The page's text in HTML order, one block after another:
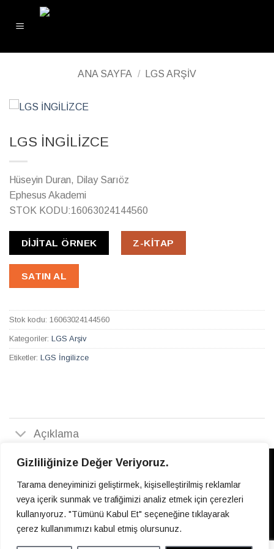
Gizliliğinize Değer Veriyoruz.
Tarama deneyiminizi geliştirmek, kişiselleştirilmiş reklamlar
veya içerik sunmak ve trafiğimizi analiz etmek için çerezleri
kullanıyoruz. "Tümünü Kabul Et" seçeneğine tıklayarak
çerez kullanımımızı kabul etmiş olursunuz.
ANA SAYFA / LGS ARŞIV
LGS İNGİLİZCE
Hüseyin Duran, Dilay Sarıöz
Ephesus Akademi
STOK KODU:16063024144560
DIJITAL ÖRNEK Z-KITAP
SATIN AL
Stok kodu: 16063024144560
Kategoriler: LGS Arşiv
Etiketler: LGS İngilizce
Açıklama
Küçükçekmece/İstanbul
Tel: 444 0 454
bilgi@ephesusakademi.com